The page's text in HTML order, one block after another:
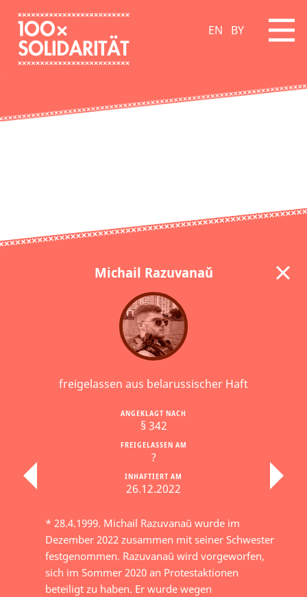
EN BY
Michail Razuvanaŭ
freigelassen aus belarussischer Haft
INHAFTIERT AM
26.12.2022
FREIGELASSEN AM
?
ANGEKLAGT NACH
§ 342
* 28.4.1999. Michail Razuvanaŭ wurde im
Dezember 2022 zusammen mit seiner Schwester
festgenommen. Razuvanaŭ wird vorgeworfen,
sich im Sommer 2020 an Protestaktionen
beteiligt zu haben. Er wurde wegen